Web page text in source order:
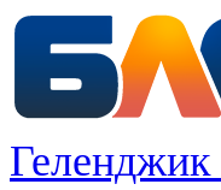
Геленджик